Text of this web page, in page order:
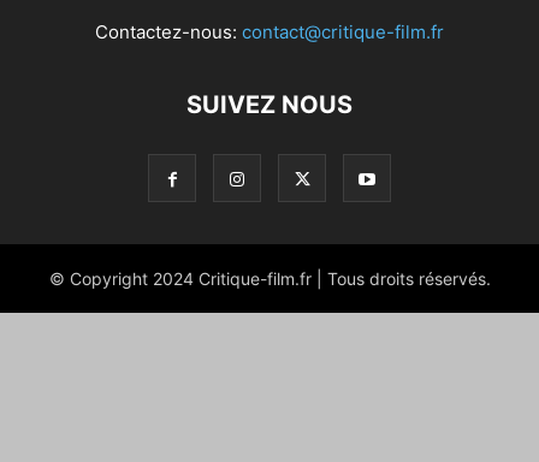
Contactez-nous: contact@critique-film.fr
SUIVEZ NOUS
© Copyright 2024 Critique-film.fr | Tous droits réservés.